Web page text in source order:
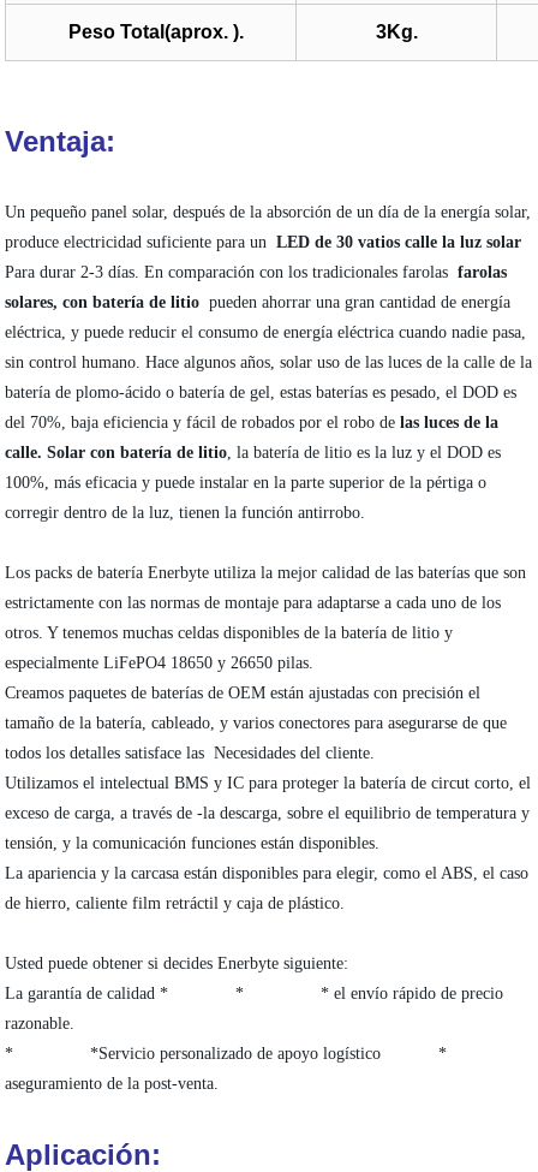
Peso Total(aprox. ). 3Kg.
Ventaja:
Un pequeño panel solar, después de la absorción de un día de la energía solar,
produce electricidad suficiente para unLED de 30 vatios calle la luz solar
Para durar 2-3 días. En comparación con los tradicionales farolasfarolas
solares, con batería de litio pueden ahorrar una gran cantidad de energía
eléctrica, y puede reducir el consumo de energía eléctrica cuando nadie pasa,
sin control humano. Hace algunos años, solar uso de las luces de la calle de la
batería de plomo-ácido o batería de gel, estas baterías es pesado, el DOD es
del 70%, baja eficiencia y fácil de robados por el robo de las luces de la
calle. Solar con batería de litio, la batería de litio es la luz y el DOD es
100%, más eficacia y puede instalar en la parte superior de la pértiga o
corregir dentro de la luz, tienen la función antirrobo.
Los packs de batería Enerbyte utiliza la mejor calidad de las baterías que son
estrictamente con las normas de montaje para adaptarse a cada uno de los
otros. Y tenemos muchas celdas disponibles de la batería de litio y
especialmente LiFePO4 18650 y 26650 pilas.
Creamos paquetes de baterías de OEM están ajustadas con precisión el
tamaño de la batería, cableado, y varios conectores para asegurarse de que
todos los detalles satisface las Necesidades del cliente.
Utilizamos el intelectual BMS y IC para proteger la batería de circut corto, el
exceso de carga, a través de -la descarga, sobre el equilibrio de temperatura y
tensión, y la comunicación funciones están disponibles.
La apariencia y la carcasa están disponibles para elegir, como el ABS, el caso
de hierro, caliente film retráctil y caja de plástico.
Usted puede obtener si decides Enerbyte siguiente:
La garantía de calidad * * * el envío rápido de precio
razonable.
* *Servicio personalizado de apoyo logístico *
aseguramiento de la post-venta.
Aplicación: